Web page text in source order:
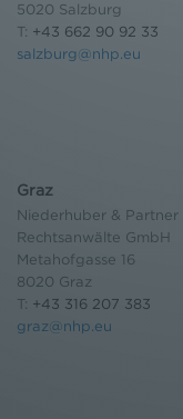
5020 Salzburg
T: +43 662 90 92 33
salzburg@nhp.eu
Graz
Niederhuber & Partner
Rechtsanwälte GmbH
Metahofgasse 16
8020 Graz
T: +43 316 207 383
graz@nhp.eu